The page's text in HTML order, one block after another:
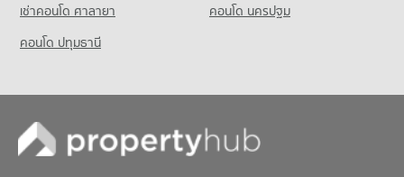
เช่าคอนโด ศาลายา
คอนโด นครปฐม
คอนโด ปทุมธานี